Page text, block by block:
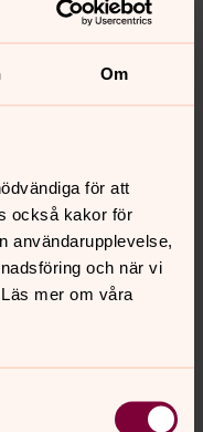
Om
för att
också kakor för
användarupplevelse,
och när vi
mer om våra